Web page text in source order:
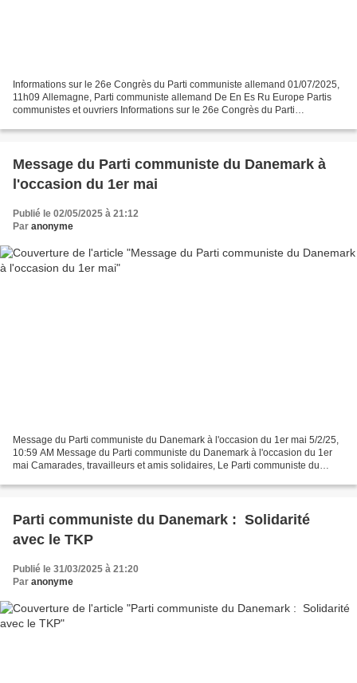
Informations sur le 26e Congrès du Parti communiste allemand 01/07/2025,
11h09 Allemagne, Parti communiste allemand De En Es Ru Europe Partis
communistes et ouvriers Informations sur le 26e Congrès du Parti
Message du Parti communiste du Danemark à
l'occasion du 1er mai
Publié le 02/05/2025 à 21:12
Par anonyme
Message du Parti communiste du Danemark à l'occasion du 1er mai 5/2/25,
10:59 AM Message du Parti communiste du Danemark à l'occasion du 1er
mai Camarades, travailleurs et amis solidaires, Le Parti communiste du
Parti communiste du Danemark : Solidarité
avec le TKP
Publié le 31/03/2025 à 21:20
Par anonyme